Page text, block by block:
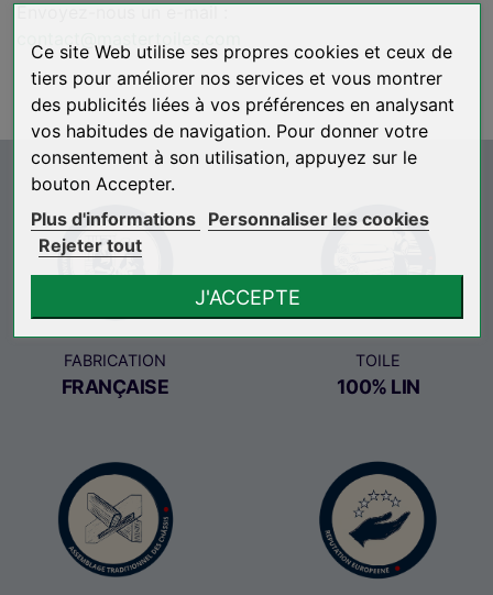
FABRICATION
FRANÇAISE
TOILE
100% LIN
Ce site Web utilise ses propres cookies et ceux de
tiers pour améliorer nos services et vous montrer
des publicités liées à vos préférences en analysant
vos habitudes de navigation. Pour donner votre
consentement à son utilisation, appuyez sur le
bouton Accepter.
Plus d'informations Personnaliser les cookies
Rejeter tout
J'ACCEPTE